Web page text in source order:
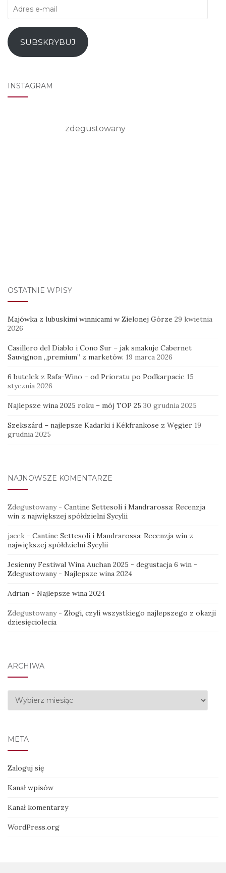
Adres
mail
SUBSKRYBUJ
INSTAGRAM
zdegustowany
OSTATNIE WPISY
Majówka z lubuskimi winnicami w Zielonej Górze 29 kwietnia
2026
Casillero del Diablo i Cono Sur – jak smakuje Cabernet
Sauvignon „premium” z marketów. 19 marca 2026
6 butelek z Rafa-Wino – od Prioratu po Podkarpacie 15
stycznia 2026
Najlepsze wina 2025 roku – mój TOP 25 30 grudnia 2025
Szekszárd – najlepsze Kadarki i Kékfrankose z Węgier 19
grudnia 2025
NAJNOWSZE KOMENTARZE
Zdegustowany- Cantine Settesoli i Mandrarossa: Recenzja
win z największej spółdzielni Sycylii
jacek - Cantine Settesoli i Mandrarossa: Recenzja win z
największej spółdzielni Sycylii
Jesienny Festiwal Wina Auchan 2025 - degustacja 6 win -
Zdegustowany- Najlepsze wina 2024
Adrian - Najlepsze wina 2024
Zdegustowany- Złogi, czyli wszystkiego najlepszego z okazji
dziesięciolecia
ARCHIWA
Archiwa
META
Zaloguj się
Kanał wpisów
Kanał komentarzy
WordPress.org